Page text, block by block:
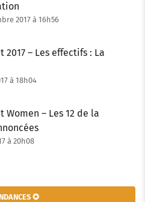
2017 à 16h56
2017 – Les effectifs : La
à 18h04
Women – Les 12 de la
à 20h08
✪